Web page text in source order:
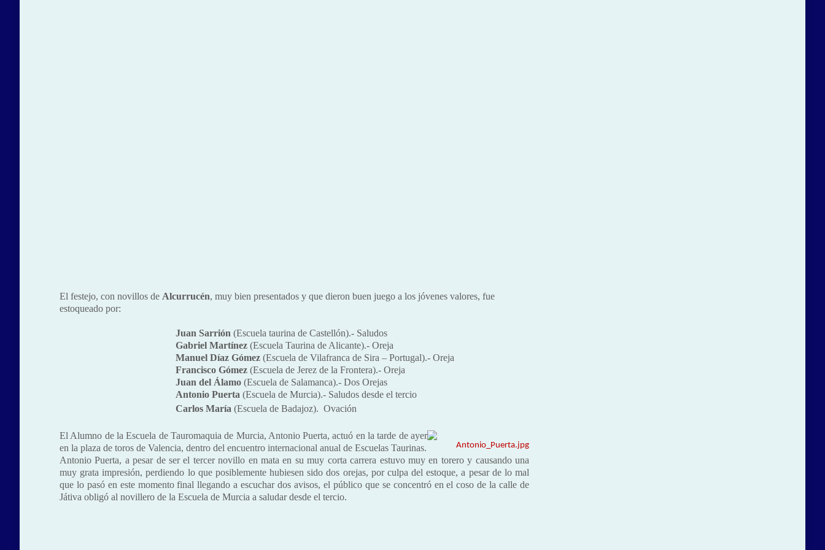
El festejo, con novillos de Alcurrucén, muy bien presentados y que dieron buen juego a los jóvenes valores, fue
estoqueado por:
Juan Sarrión (Escuela taurina de Castellón).- Saludos
Gabriel Martínez(Escuela Taurina de Alicante).- Oreja
Manuel Díaz Gómez(Escuela de Vilafranca de Sira – Portugal).- Oreja
Francisco Gómez(Escuela de Jerez de la Frontera).- Oreja
Juan del Álamo(Escuela de Salamanca).- Dos Orejas
Antonio Puerta (Escuela de Murcia).- Saludos desde el tercio
Carlos María (Escuela de Badajoz).  Ovación
El Alumno de la Escuela de Tauromaquia de Murcia, Antonio Puerta, actuó en la tarde de ayer
en la plaza de toros de Valencia, dentro del encuentro internacional anual de Escuelas Taurinas.
Antonio Puerta, a pesar de ser el tercer novillo en mata en su muy corta carrera estuvo muy en torero y causando una
muy grata impresión, perdiendo lo que posiblemente hubiesen sido dos orejas, por culpa del estoque, a pesar de lo mal
que lo pasó en este momento final llegando a escuchar dos avisos, el público que se concentró en el coso de la calle de
Játiva obligó al novillero de la Escuela de Murcia a saludar desde el tercio.